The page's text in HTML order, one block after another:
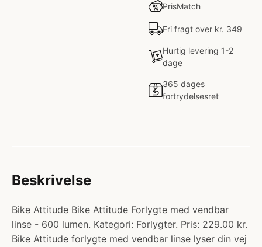
PrisMatch
Fri fragt over kr. 349
Hurtig levering 1-2
dage
365 dages
fortrydelsesret
Beskrivelse
Bike Attitude Bike Attitude Forlygte med vendbar
linse - 600 lumen. Kategori: Forlygter. Pris: 229.00 kr.
Bike Attitude forlygte med vendbar linse lyser din vej